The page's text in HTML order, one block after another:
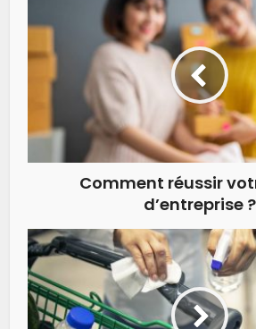
Comment réussir
d’entreprise ?